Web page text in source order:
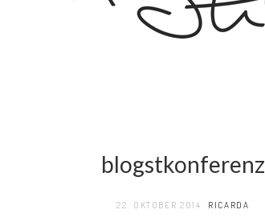
blogstkonferenz
22. OKTOBER 2014 RICARDA